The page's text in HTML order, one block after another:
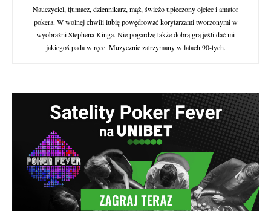
Nauczyciel, tłumacz, dziennikarz, mąż, świeżo upieczony ojciec i amator
pokera. W wolnej chwili lubię powędrować korytarzami tworzonymi w
wyobraźni Stephena Kinga. Nie pogardzę także dobrą grą jeśli dać mi
jakiegoś pada w ręce. Muzycznie zatrzymany w latach 90-tych.